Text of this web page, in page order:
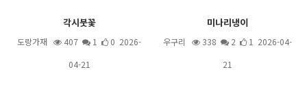
각시붓꽃
도랑가재 407 1
0 2026-
04-21
미나리냉이
우구리 338 2
1 2026-04-
21